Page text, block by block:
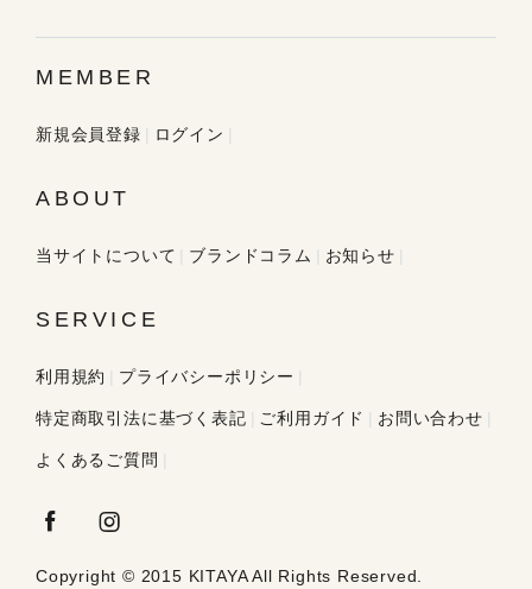
MEMBER
新規会員登録 ログイン
ABOUT
当サイトについて ブランドコラム お知らせ
SERVICE
利用規約 プライバシーポリシー
特定商取引法に基づく表記 ご利用ガイド お問い合わせ
よくあるご質問
Copyright © 2015 KITAYA All Rights Reserved.